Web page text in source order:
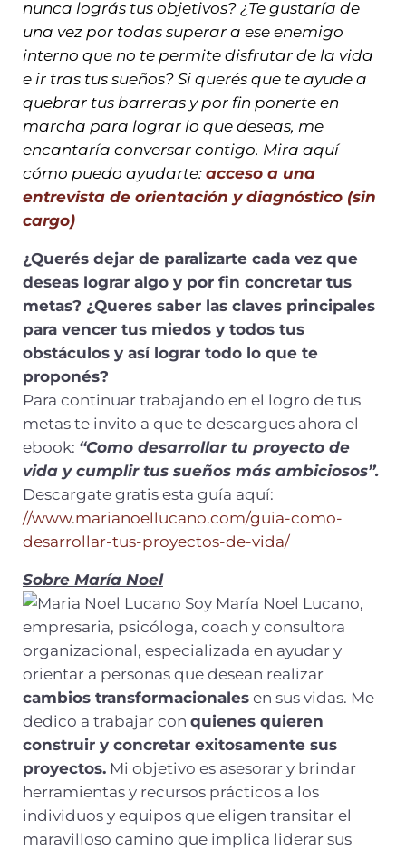
nunca lográs tus objetivos? ¿Te gustaría de
una vez por todas superar a ese enemigo
interno que no te permite disfrutar de la vida
e ir tras tus sueños? Si querés que te ayude a
quebrar tus barreras y por fin ponerte en
marcha para lograr lo que deseas, me
encantaría conversar contigo. Mira aquí
cómo puedo ayudarte: acceso a una
entrevista de orientación y diagnóstico (sin
cargo)
¿Querés dejar de paralizarte cada vez que
deseas lograr algo y por fin concretar tus
metas? ¿Queres saber las claves principales
para vencer tus miedos y todos tus
obstáculos y así lograr todo lo que te
proponés?
Para continuar trabajando en el logro de tus
metas te invito a que te descargues ahora el
ebook: “Como desarrollar tu proyecto de
vida y cumplir tus sueños más ambiciosos”.
Descargate gratis esta guía aquí:
//www.marianoellucano.com/guia-como-
desarrollar-tus-proyectos-de-vida/
Sobre María Noel
Soy María Noel Lucano,
empresaria, psicóloga, coach y consultora
organizacional, especializada en ayudar y
orientar a personas que desean realizar
cambios transformacionalesen sus vidas. Me
dedico a trabajar con quienes quieren
construir y concretar exitosamente sus
proyectos.Mi objetivo es asesorar y brindar
herramientas y recursos prácticos a los
individuos y equipos que eligen transitar el
maravilloso camino que implica liderar sus